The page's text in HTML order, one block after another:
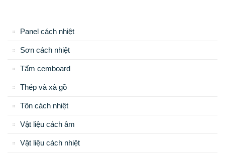
Panel cách nhiệt
Sơn cách nhiệt
Tấm cemboard
Thép và xà gồ
Tôn cách nhiệt
Vật liệu cách âm
Vật liệu cách nhiệt